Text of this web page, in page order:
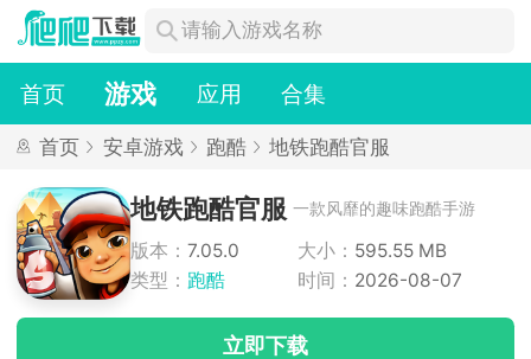
首页 游戏 应用 合集
首页 安卓游戏 跑酷 地铁跑酷官服
地铁跑酷官服 一款风靡的趣味跑酷手游
版本： 7.05.0 大小： 595.55 MB
类型： 跑酷 时间： 2026-08-07
立即下载